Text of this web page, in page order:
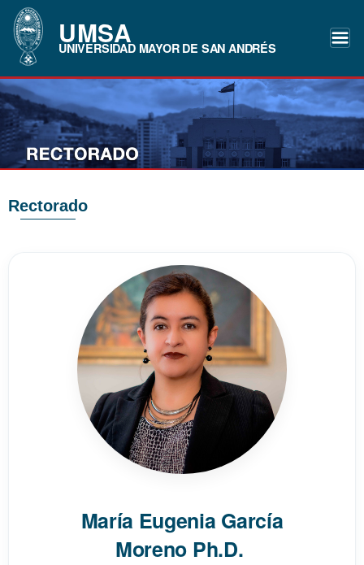
UMSA
UNIVERSIDAD MAYOR DE SAN ANDRÉS
Rectorado
María Eugenia García
Moreno Ph.D.